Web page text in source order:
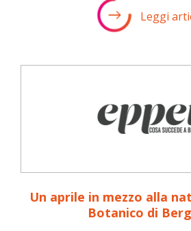
Leggi
Un aprile in mezzo alla
Botanico di